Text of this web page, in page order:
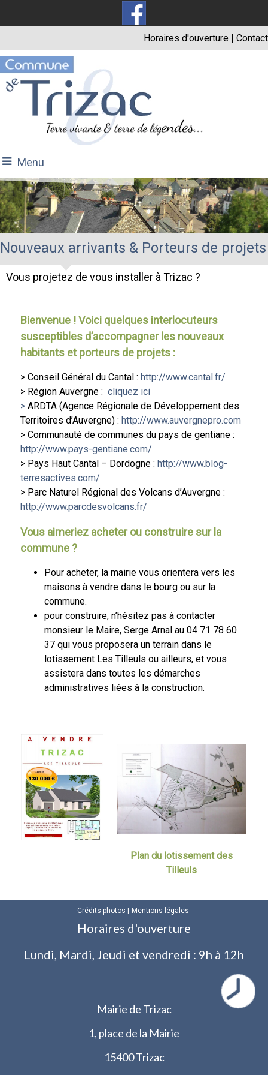
Horaires d'ouverture | Contact
Menu
Nouveaux arrivants & Porteurs de projets
Vous projetez de vous installer à Trizac ?
Bienvenue ! Voici quelques interlocuteurs
susceptibles d’accompagner les nouveaux
habitants et porteurs de projets :
> Conseil Général du Cantal : http://www.cantal.fr/
> Région Auvergne :cliquez ici
> ARDTA (Agence Régionale de Développement des
Territoires d’Auvergne) : http://www.auvergnepro.com
> Communauté de communes du pays de gentiane :
http://www.pays-gentiane.com/
> Pays Haut Cantal – Dordogne : http://www.blog-
terresactives.com/
> Parc Naturel Régional des Volcans d’Auvergne :
http://www.parcdesvolcans.fr/
Vous aimeriez acheter ou construire sur la
commune ?
Pour acheter, la mairie vous orientera vers les
maisons à vendre dans le bourg ou sur la
commune.
pour construire, n’hésitez pas à contacter
monsieur le Maire, Serge Arnal au 04 71 78 60
37 qui vous proposera un terrain dans le
lotissement Les Tilleuls ou ailleurs, et vous
assistera dans toutes les démarches
administratives liées à la construction.
Plan du lotissement des
Tilleuls
Crédits photos Mentions légales
Horaires d'ouverture
Lundi, Mardi, Jeudi et vendredi : 9h à 12h
Mairie de Trizac
1, place de la Mairie
15400 Trizac